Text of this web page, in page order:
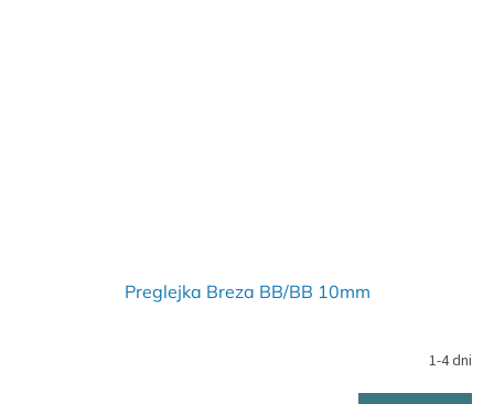
Preglejka Breza BB/BB 10mm
1-4 dni